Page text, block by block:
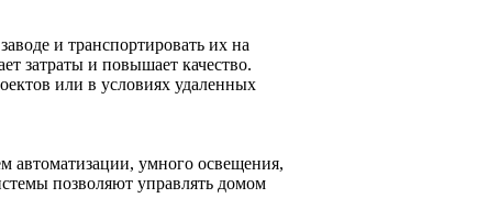
и транспортировать их на
затраты и повышает качество.
или в условиях удаленных
автоматизации, умного освещения,
позволяют управлять домом